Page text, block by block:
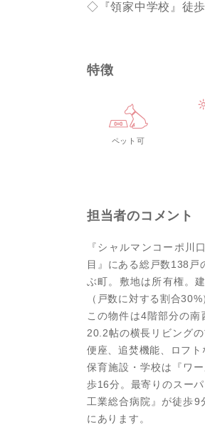
◇『領家中学校』徒
特徴
ペット可
担当者のコメント
『シャルマンコーポ川
目』にある総戸数138戸
ぶ町。敷地は所有権。
（戸数に対する割合30%
この物件は4階部分の
20.2帖の横長リビング
便座、追焚機能、ロフ
保育施設・学校は『ワ
歩16分。最寄りのスー
工業総合病院』が徒歩
にあります。